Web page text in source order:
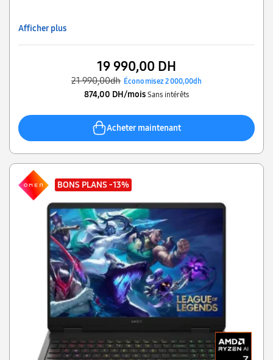
Afficher plus
19 990,00 DH
21 990,00dh Économisez 2 000,00dh
874,00 DH/mois Sans intérêts
Acheter maintenant
BONS PLANS -13%